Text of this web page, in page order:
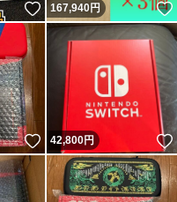
いいね！
167,940円
いいね！
42,800円